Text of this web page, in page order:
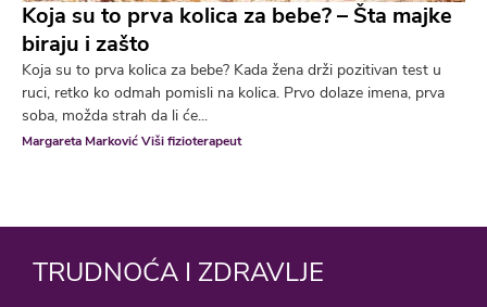
Koja su to prva kolica za bebe? – Šta majke
biraju i zašto
Koja su to prva kolica za bebe? Kada žena drži pozitivan test u
ruci, retko ko odmah pomisli na kolica. Prvo dolaze imena, prva
soba, možda strah da li će...
Margareta Marković Viši fizioterapeut
TRUDNOĆA I ZDRAVLJE